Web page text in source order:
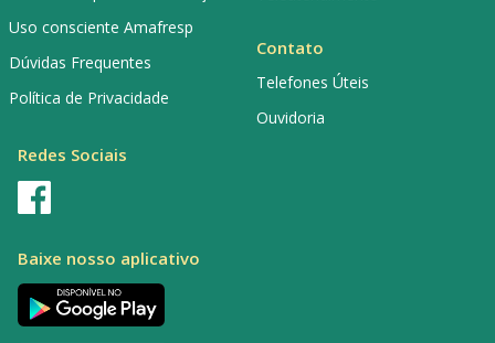
Uso consciente Amafresp
Dúvidas Frequentes
Política de Privacidade
Contato
Telefones Úteis
Ouvidoria
Redes Sociais
Baixe nosso aplicativo